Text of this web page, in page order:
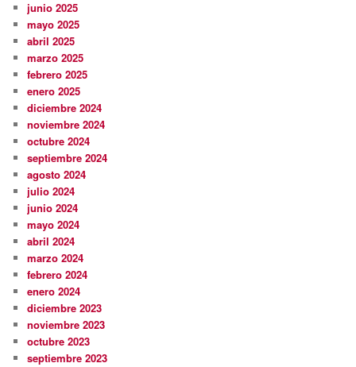
junio 2025
mayo 2025
abril 2025
marzo 2025
febrero 2025
enero 2025
diciembre 2024
noviembre 2024
octubre 2024
septiembre 2024
agosto 2024
julio 2024
junio 2024
mayo 2024
abril 2024
marzo 2024
febrero 2024
enero 2024
diciembre 2023
noviembre 2023
octubre 2023
septiembre 2023